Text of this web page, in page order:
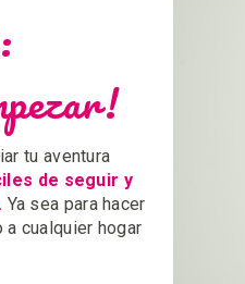
tu aventura
de seguir y
Ya sea para hacer
cualquier hogar